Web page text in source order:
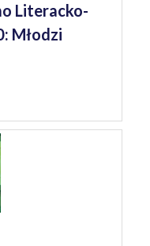
Literacko-
Młodzi